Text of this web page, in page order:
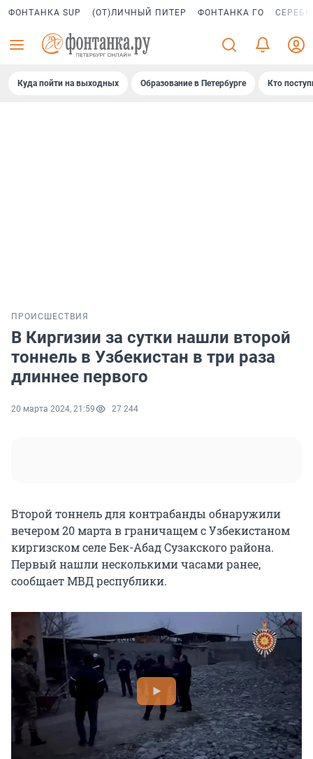
ФОНТАНКА SUP (ОТ)ЛИЧНЫЙ ПИТЕР ФОНТАНКА ГО
Куда пойти на выходных Образование в Петербурге Кто
ПРОИСШЕСТВИЯ
В Киргизии за сутки нашли второй
тоннель в Узбекистан в три раза
длиннее первого
20 марта 2024, 21:59 27 244
Второй тоннель для контрабанды обнаружили
вечером 20 марта в граничащем с Узбекистаном
киргизском селе Бек-Абад Сузакского района.
Первый нашли несколькими часами ранее,
сообщает МВД республики.